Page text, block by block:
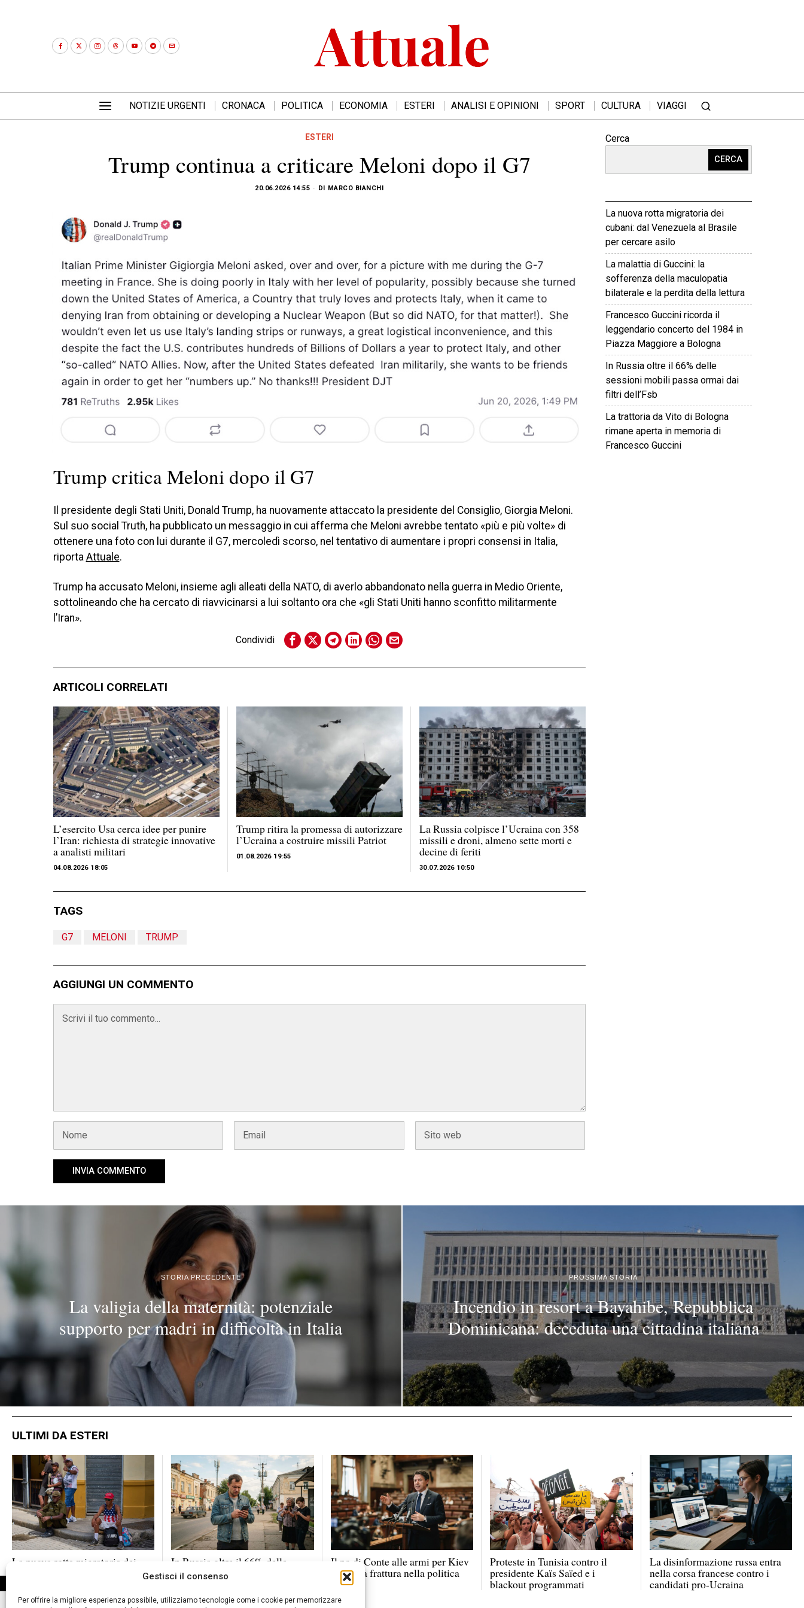
Gestisci il consenso
Per offrire la migliore esperienza possibile, utilizziamo tecnologie come i cookie per memorizzare
NOTIZIE URGENTI CRONACA POLITICA ECONOMIA ESTERI ANALISI E OPINIONI SPORT CULTURA VIAGGI
ESTERI
Trump continua a criticare Meloni dopo il G7
20.06.2026 14:55 DI MARCO BIANCHI
Trump critica Meloni dopo il G7
Il presidente degli Stati Uniti, Donald Trump, ha nuovamente attaccato la presidente del Consiglio, Giorgia Meloni.
Sul suo social Truth, ha pubblicato un messaggio in cui afferma che Meloni avrebbe tentato «più e più volte» di
ottenere una foto con lui durante il G7, mercoledì scorso, nel tentativo di aumentare i propri consensi in Italia,
riporta Attuale.
Trump ha accusato Meloni, insieme agli alleati della NATO, di averlo abbandonato nella guerra in Medio Oriente,
sottolineando che ha cercato di riavvicinarsi a lui soltanto ora che «gli Stati Uniti hanno sconfitto militarmente
l’Iran».
Condividi
ARTICOLI CORRELATI
L’esercito Usa cerca idee per punire
l’Iran: richiesta di strategie innovative
a analisti militari
04.08.2026 18:05
Trump ritira la promessa di autorizzare
l’Ucraina a costruire missili Patriot
01.08.2026 19:55
La Russia colpisce l’Ucraina con 358
missili e droni, almeno sette morti e
decine di feriti
30.07.2026 10:50
TAGS
G7 MELONI TRUMP
AGGIUNGI UN COMMENTO
Cerca
CERCA
La nuova rotta migratoria dei
cubani: dal Venezuela al Brasile
per cercare asilo
La malattia di Guccini: la
sofferenza della maculopatia
bilaterale e la perdita della lettura
Francesco Guccini ricorda il
leggendario concerto del 1984 in
Piazza Maggiore a Bologna
In Russia oltre il 66% delle
sessioni mobili passa ormai dai
filtri dell’Fsb
La trattoria da Vito di Bologna
rimane aperta in memoria di
Francesco Guccini
STORIA PRECEDENTE
La valigia della maternità: potenziale
supporto per madri in difficoltà in Italia
PROSSIMA STORIA
Incendio in resort a Bayahibe, Repubblica
Dominicana: deceduta una cittadina italiana
ULTIMI DA ESTERI
La nuova rotta migratoria dei
cubani: dal Venezuela al Brasile
In Russia oltre il 66% delle
sessioni mobili passa ormai dai
filtri dell’Fsb
Il no di Conte alle armi per Kiev
apre una frattura nella politica
italiana
Proteste in Tunisia contro il
presidente Kaïs Saïed e i
blackout programmati
La disinformazione russa entra
nella corsa francese contro i
candidati pro-Ucraina
L’esercito Usa cerca